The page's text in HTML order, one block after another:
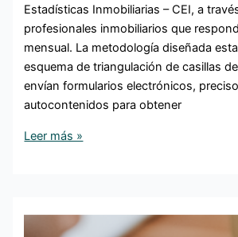
Estadísticas Inmobiliarias – CEI, a
profesionales inmobiliarios que
mensual. La metodología diseñada
esquema de triangulación de casillas
envían formularios electrónicos,
autocontenidos para obtener
Leer más »